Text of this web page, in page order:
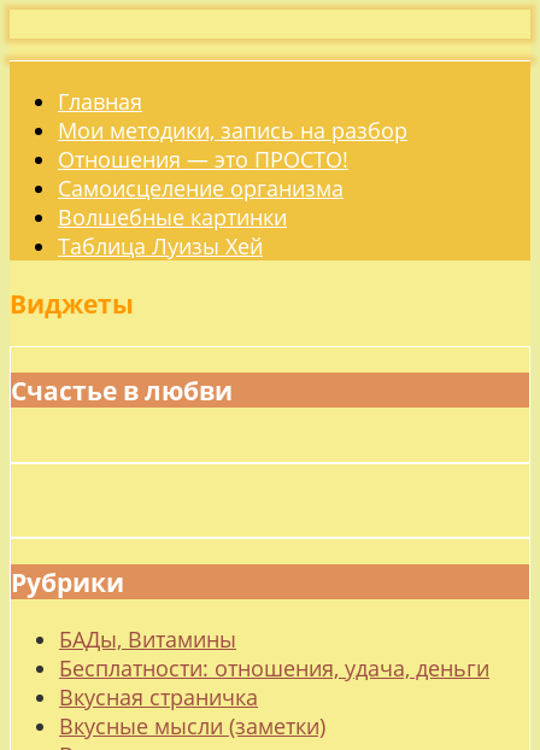
Главная
Мои методики, запись на разбор
Отношения — это ПРОСТО!
Самоисцеление организма
Волшебные картинки
Таблица Луизы Хей
Виджеты
Счастье в любви
Рубрики
БАДы, Витамины
Бесплатности: отношения, удача, деньги
Вкусная страничка
Вкусные мысли (заметки)